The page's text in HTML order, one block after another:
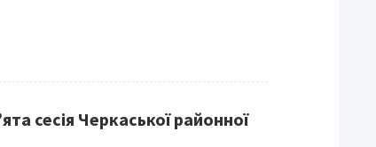
сесія Черкаської районної